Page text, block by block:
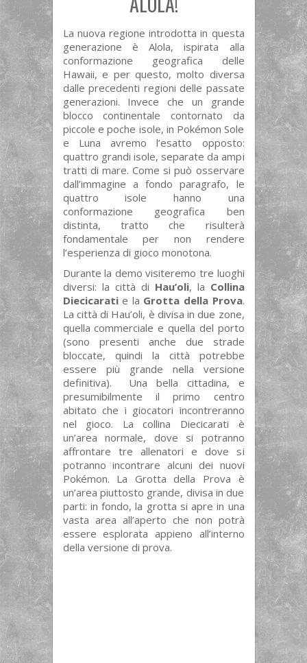
La nuova regione introdotta in questa
generazione è Alola, ispirata alla
conformazione geografica delle
Hawaii, e per questo, molto diversa
dalle precedenti regioni delle passate
generazioni. Invece che un grande
blocco continentale contornato da
piccole e poche isole, in Pokémon Sole
e Luna avremo l’esatto opposto:
quattro grandi isole, separate da ampi
tratti di mare. Come si può osservare
dall’immagine a fondo paragrafo, le
quattro isole hanno una
conformazione geografica ben
distinta, tratto che risulterà
fondamentale per non rendere
l’esperienza di gioco monotona.
Durante la demo visiteremo tre luoghi
diversi: la città di Hau’oli, la Collina
Diecicaratie la Grotta della Prova.
La città di Hau’oli, è divisa in due zone,
quella commerciale e quella del porto
(sono presenti anche due strade
bloccate, quindi la città potrebbe
essere più grande nella versione
definitiva). Una bella cittadina, e
presumibilmente il primo centro
abitato che i giocatori incontreranno
nel gioco. La collina Diecicarati è
un’area normale, dove si potranno
affrontare tre allenatori e dove si
potranno incontrare alcuni dei nuovi
Pokémon. La Grotta della Prova è
un’area piuttosto grande, divisa in due
parti: in fondo, la grotta si apre in una
vasta area all’aperto che non potrà
essere esplorata appieno all’interno
della versione di prova.